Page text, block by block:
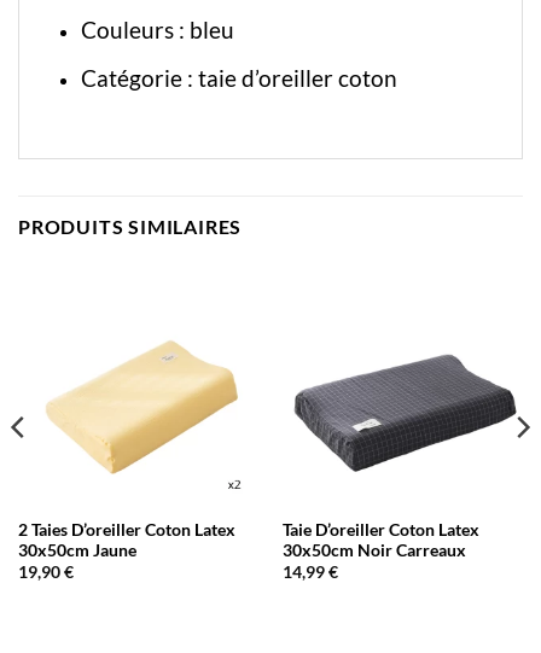
Couleurs : bleu
Catégorie : taie d’oreiller coton
PRODUITS SIMILAIRES
2 Taies D’oreiller Coton Latex
30x50cm Jaune
19,90€
Taie D’oreiller Coton Latex
30x50cm Noir Carreaux
14,99€